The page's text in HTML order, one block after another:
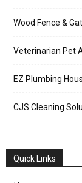
Wood Fence &
Veterinarian Pet
EZ Plumbing
CJS Cleaning
Quick Links